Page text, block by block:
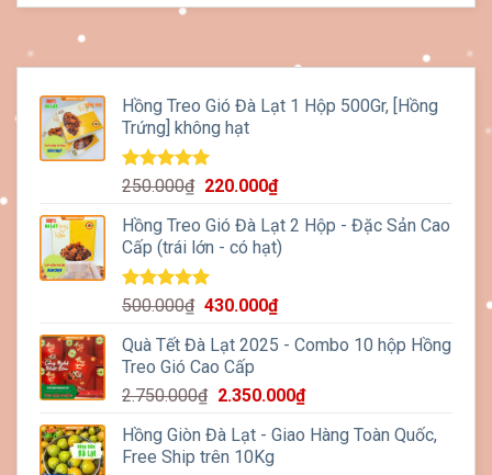
Hồng Treo Gió Đà Lạt 1 Hộp 500Gr, [Hồng
Trứng] không hạt
Được xếp
5.00
5 sao
250.000₫ Giá
là:
250.000₫.
220.000₫Giá
tại
là:
Hồng Treo Gió Đà Lạt 2 Hộp - Đặc Sản Cao
Cấp (trái lớn - có hạt)
Được xếp
5.00
5 sao
500.000₫ Giá
là:
500.000₫.
430.000₫Giá
tại
430.000₫.
Quà Tết Đà Lạt 2025 - Combo 10 hộp Hồng
Treo Gió Cao Cấp
2.750.000₫ Giá
là:
2.750.000₫.
2.350.000₫Giá
tại
Hồng Giòn Đà Lạt - Giao Hàng Toàn Quốc,
Free Ship trên 10Kg